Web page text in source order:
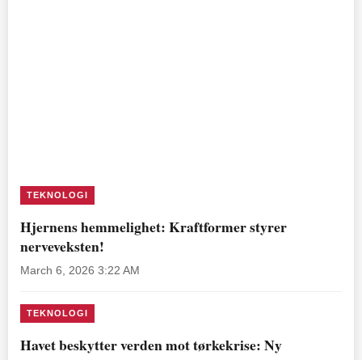
TEKNOLOGI
Hjernens hemmelighet: Kraftformer styrer
nerveveksten!
March 6, 2026 3:22 AM
TEKNOLOGI
Havet beskytter verden mot tørkekrise: Ny